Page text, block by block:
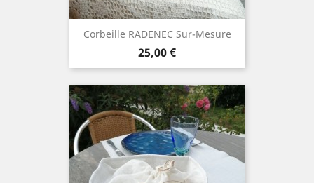
Corbeille RADENEC Sur-Mesure
Prix
25,00 €